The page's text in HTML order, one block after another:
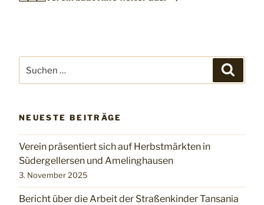
nach:
NEUESTE BEITRÄGE
Verein präsentiert sich auf Herbstmärkten in
Südergellersen und Amelinghausen
3. November 2025
Bericht über die Arbeit der Straßenkinder Tansania